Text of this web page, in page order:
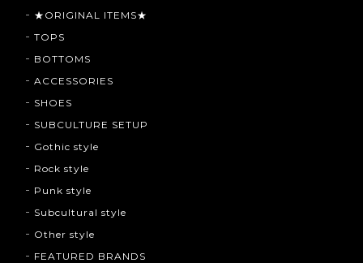
★ORIGINAL ITEMS★
TOPS
BOTTOMS
ACCESSORIES
SHOES
SUBCULTURE SETUP
Gothic style
Rock style
Punk style
Subcultural style
Other style
FEATURED BRANDS